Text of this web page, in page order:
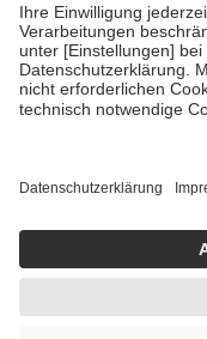
• Untersuchungen zur
GKV getragen werden
• empfohlenen
• Harn- und
getroffen, um
https://
Einige Bilder und